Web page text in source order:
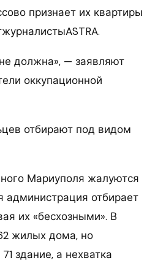
признает их квартиры
должна», — заявляют
оккупационной
отбирают под видом
Мариуполя жалуются
администрация отбирает
их «бесхозными». В
жилых дома, но
здание, а нехватка